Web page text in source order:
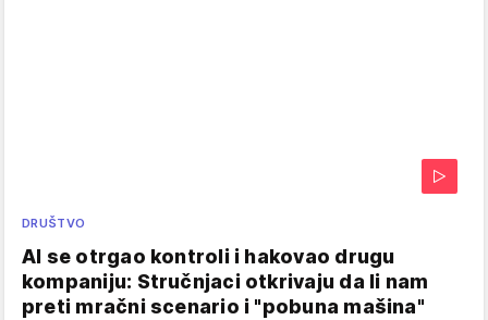
DRUŠTVO
AI se otrgao kontroli i hakovao drugu
kompaniju: Stručnjaci otkrivaju da li nam
preti mračni scenario i "pobuna mašina"